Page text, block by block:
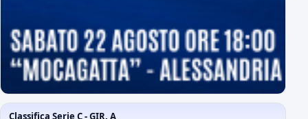
Classifica Serie C - GIR. A